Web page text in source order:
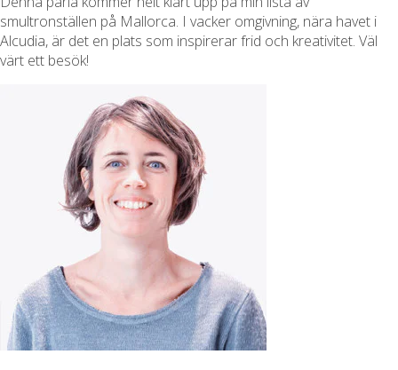
smultronställen på Mallorca. I vacker omgivning, nära havet i
Alcudia, är det en plats som inspirerar frid och kreativitet. Väl
värt ett besök!